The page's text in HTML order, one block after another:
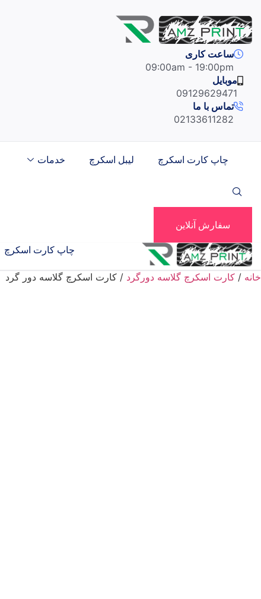
content
ساعت کاری
09:00am - 19:00pm
موبایل
09129629471
تماس با ما
02133611282
چاپ کارت اسکرچ لیبل اسکرچ خدمات
سفارش آنلاین
چاپ کارت اسکرچ
خانه / کارت اسکرچ گلاسه دورگرد / کارت اسکرچ گلاسه دور گرد